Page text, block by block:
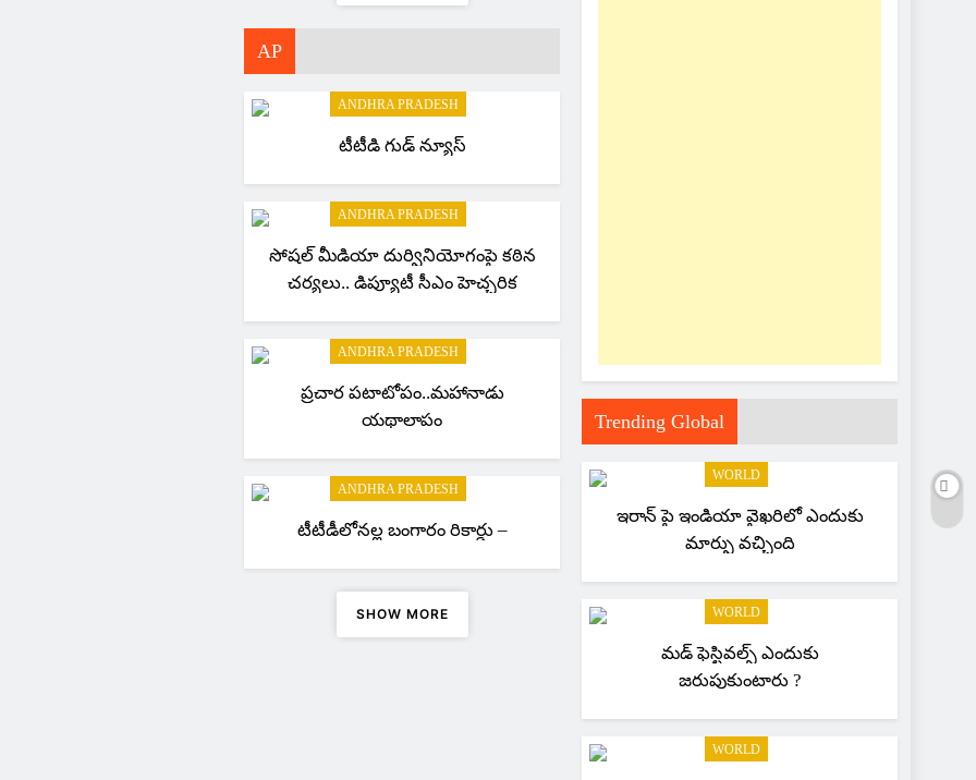
AP
ANDHRA PRADESH
టీటీడి గుడ్ న్యూస్
ANDHRA PRADESH
సోషల్ మీడియా దుర్వినియోగంపై కఠిన
చర్యలు.. డిప్యూటీ సీఎం హెచ్చరిక
ANDHRA PRADESH
ప్రచార పటాటోపం..మహానాడు
యథాలాపం
ANDHRA PRADESH
టీటీడీలోనల్ల బంగారం రికార్డు –
SHOW MORE
Trending Global
WORLD
ఇరాన్ పై ఇండియా వైఖరిలో ఎందుకు
మార్పు వచ్చింది
WORLD
మడ్ ఫెస్టివల్స్ ఎందుకు
జరుపుకుంటారు ?
WORLD